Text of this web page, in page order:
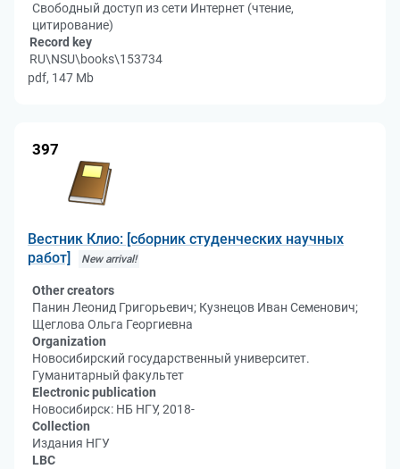
Свободный доступ из сети Интернет (чтение,
цитирование)
Record key
RU\NSU\books\153734
pdf, 147 Mb
397
Вестник Клио: [сборник студенческих научных
работ]
New arrival!
Other creators
Панин Леонид Григорьевич; Кузнецов Иван Семенович;
Щеглова Ольга Георгиевна
Organization
Новосибирский государственный университет.
Гуманитарный факультет
Electronic publication
Новосибирск: НБ НГУ, 2018-
Collection
Издания НГУ
LBC